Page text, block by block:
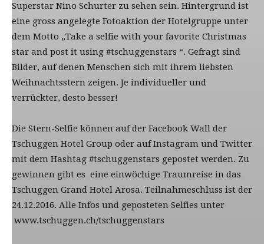
Superstar Nino Schurter zu sehen sein. Hintergrund ist
eine gross angelegte Fotoaktion der Hotelgruppe unter
dem Motto „Take a selfie with your favorite Christmas
star and post it using #tschuggenstars “. Gefragt sind
Bilder, auf denen Menschen sich mit ihrem liebsten
Weihnachtsstern zeigen. Je individueller und
verrückter, desto besser!
Die Stern-Selfie können auf der Facebook Wall der
Tschuggen Hotel Group oder auf Instagram und Twitter
mit dem Hashtag #tschuggenstars gepostet werden. Zu
gewinnen gibt es eine einwöchige Traumreise in das
Tschuggen Grand Hotel Arosa. Teilnahmeschluss ist der
24.12.2016. Alle Infos und geposteten Selfies unter
www.tschuggen.ch/tschuggenstars